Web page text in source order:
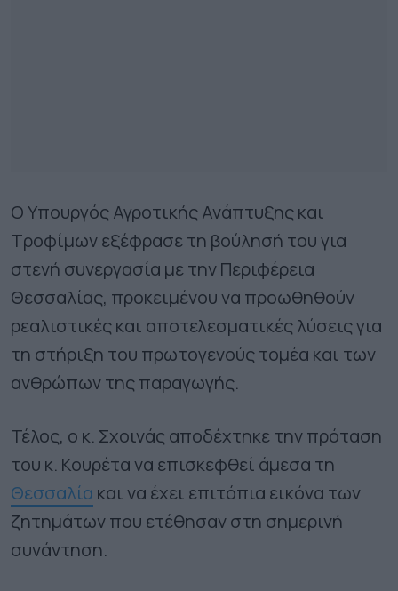
Ο Υπουργός Αγροτικής Ανάπτυξης και
Τροφίμων εξέφρασε τη βούλησή του για
στενή συνεργασία με την Περιφέρεια
Θεσσαλίας, προκειμένου να προωθηθούν
ρεαλιστικές και αποτελεσματικές λύσεις για
τη στήριξη του πρωτογενούς τομέα και των
ανθρώπων της παραγωγής.
Τέλος, ο κ. Σχοινάς αποδέχτηκε την πρόταση
του κ. Κουρέτα να επισκεφθεί άμεσα τη
Θεσσαλία και να έχει επιτόπια εικόνα των
ζητημάτων που ετέθησαν στη σημερινή
συνάντηση.